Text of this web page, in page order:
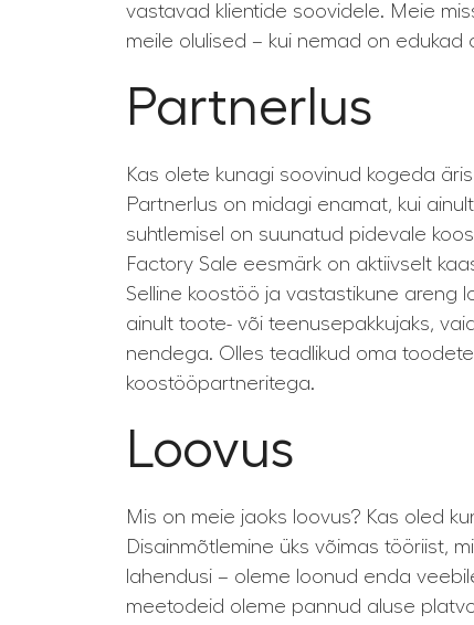
vastavad klientide soovidele. Meie
meile olulised – kui nemad on edukad
Partnerlus
Kas olete kunagi soovinud kogeda
Partnerlus on midagi enamat, kui
suhtlemisel on suunatud pidevale
Factory Sale eesmärk on aktiivselt
Selline koostöö ja vastastikune areng
ainult toote- või teenusepakkujaks,
nendega. Olles teadlikud oma
koostööpartneritega.
Loovus
Mis on meie jaoks loovus? Kas oled
Disainmõtlemine üks võimas tööriist,
lahendusi – oleme loonud enda
meetodeid oleme pannud aluse